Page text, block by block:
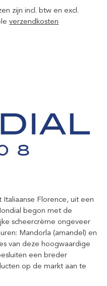
zijn incl. btw en excl.
verzendkosten
Italiaanse Florence, uit een
begon met de
scheercrème ongeveer
Mandorla (amandel) en
van deze hoogwaardige
een breder
op de markt aan te